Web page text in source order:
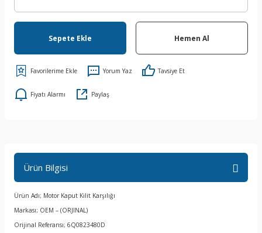
Sepete Ekle Hemen Al
Yorum Yaz Tavsiye Et
Fiyatı Alarmı Paylaş
Ürün Bilgisi
Ürün Adı; Motor Kaput Kilit Karşılığı
Markası; OEM – (ORJINAL)
Orijinal Referansı; 6Q0823480D